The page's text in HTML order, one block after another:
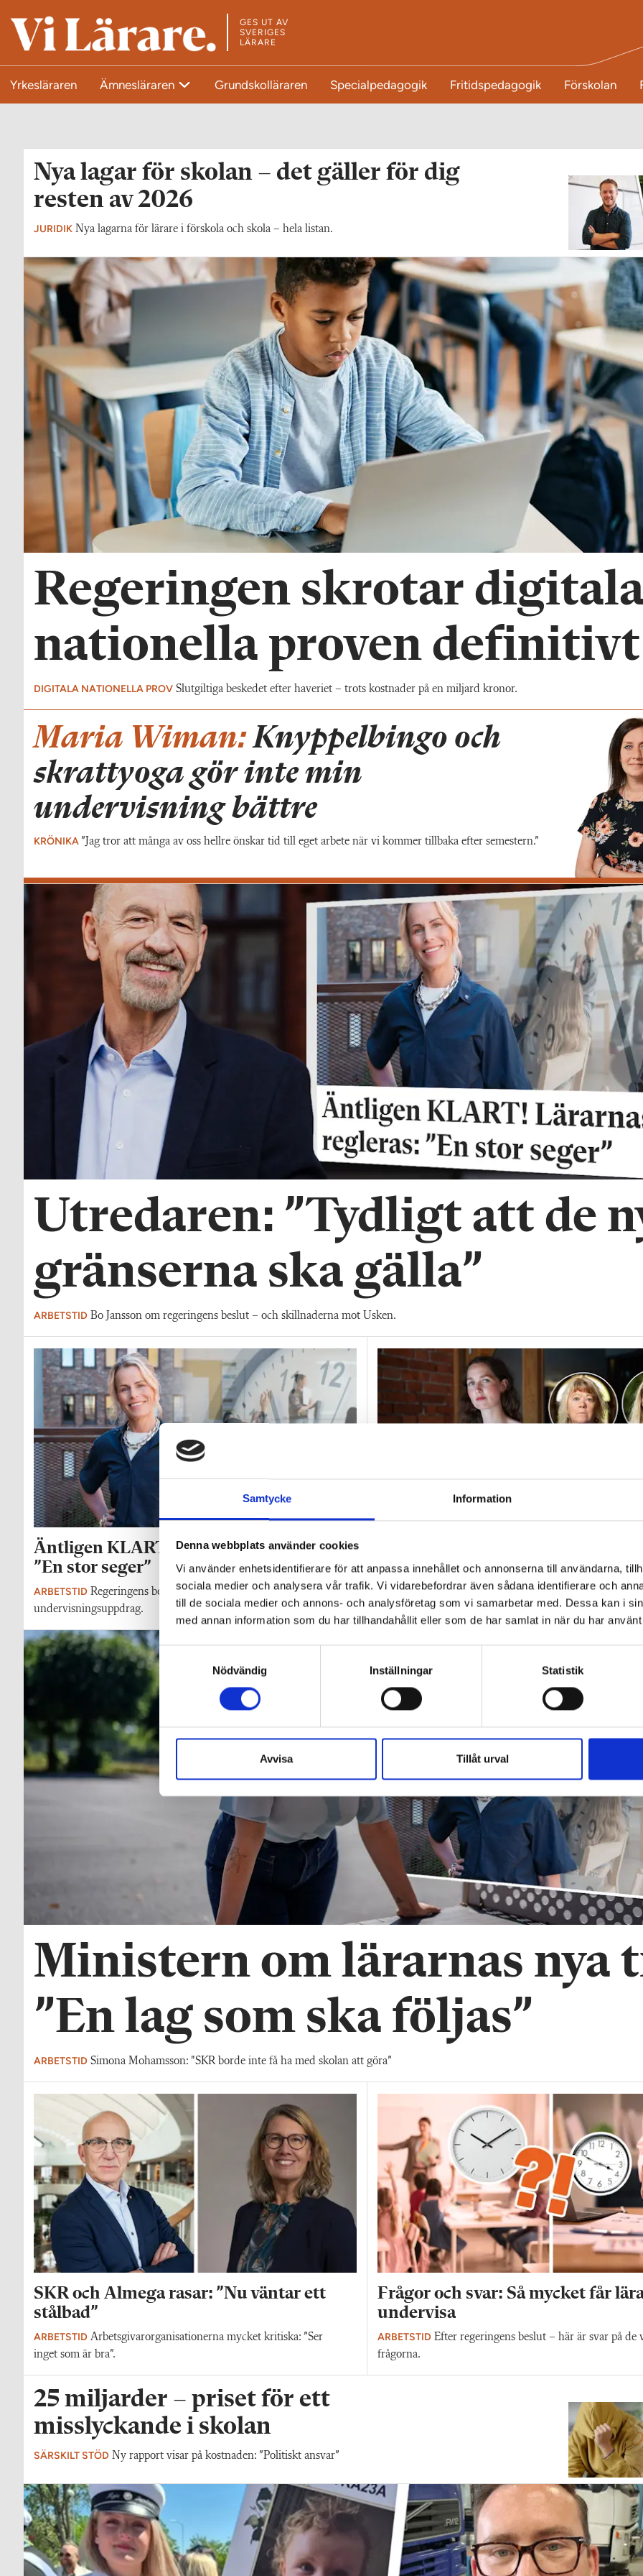
Samtycke Information
Denna webbplats använder cookies
Vi använder enhetsidentifierare för att anpassa innehållet och annonserna till användarna,
sociala medier och analysera vår trafik. Vi vidarebefordrar även sådana identifierare och
till de sociala medier och annons- och analysföretag som vi samarbetar med. Dessa kan i
med annan information som du har tillhandahållit eller som de har samlat in när du har
S
m
c
k
e
s
Nödvändig Inställningar Statistik
Avvisa Tillåt urval
T
l
l
s
GES UT AV
SVERIGES
LÄRARE
Yrkesläraren Ämnesläraren Grundskolläraren Specialpedagogik Fritidspedagogik Förskolan
Nya lagar för skolan – det gäller för dig
resten av 2026
JURIDIK Nya lagarna för lärare i förskola och skola – hela listan.
Regeringen skrotar
nationella proven definitivt
DIGITALA NATIONELLA PROV Slutgiltiga beskedet efter haveriet – trots kostnader på en miljard kronor.
Maria Wiman:Knyppelbingo och
skrattyoga gör inte min
undervisning bättre
KRÖNIKA ”Jag tror att många av oss hellre önskar tid till eget arbete när vi kommer tillbaka efter semestern.”
Utredaren: ”Tydligt att de
gränserna ska gälla”
ARBETSTID Bo Jansson om regeringens beslut – och skillnaderna mot Usken.
Äntligen KLART! Lärarnas tid regleras:
”En stor seger”
ARBETSTID Regeringens beslut: Reglera tiden för lärares
undervisningsuppdrag.
fira”
ARBETSTIDNu ska regleringarna bli verklighet: ”Inte
tolkning.”
Ministern om lärarnas nya
”En lag som ska följas”
ARBETSTID Simona Mohamsson: "SKR borde inte få ha med skolan att göra”
SKR och Almega rasar: ”Nu väntar ett
stålbad”
ARBETSTID Arbetsgivarorganisationerna mycket kritiska: ”Ser
inget som är bra”.
Frågor och svar: Så mycket får
undervisa
ARBETSTID Efter regeringens beslut – här är svar på de
frågorna.
25 miljarder – priset för ett
misslyckande i skolan
SÄRSKILT STÖD Ny rapport visar på kostnaden: ”Politiskt ansvar”